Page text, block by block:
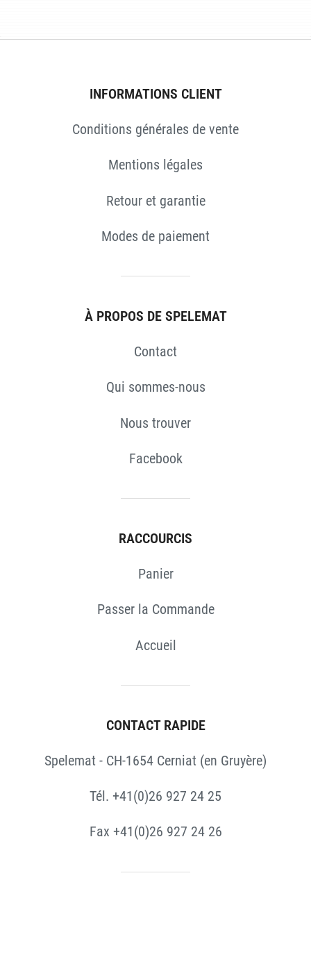
INFORMATIONS CLIENT
Conditions générales de vente
Mentions légales
Retour et garantie
Modes de paiement
À PROPOS DE SPELEMAT
Contact
Qui sommes-nous
Nous trouver
Facebook
RACCOURCIS
Panier
Passer la Commande
Accueil
CONTACT RAPIDE
Spelemat - CH-1654 Cerniat (en Gruyère)
Tél. +41(0)26 927 24 25
Fax +41(0)26 927 24 26